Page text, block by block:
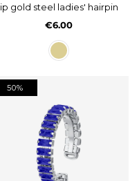
ip gold steel ladies' hairpin
€6.00
50%